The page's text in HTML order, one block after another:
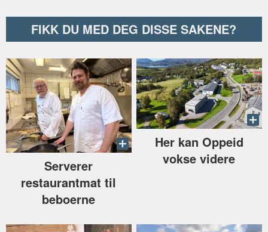
FIKK DU MED DEG DISSE SAKENE?
Serverer
restaurantmat til
beboerne
Her kan Oppeid
vokse videre